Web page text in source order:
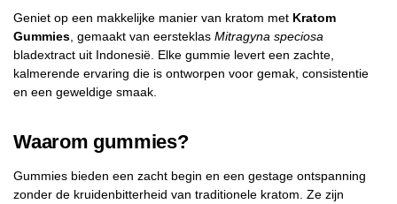
Geniet op een makkelijke manier van kratom met Kratom
Gummies , gemaakt van eersteklas Mitragyna speciosa
bladextract uit Indonesië. Elke gummie levert een zachte,
kalmerende ervaring die is ontworpen voor gemak, consistentie
en een geweldige smaak.
Waarom gummies?
Gummies bieden een zacht begin en een gestage ontspanning
zonder de kruidenbitterheid van traditionele kratom. Ze zijn